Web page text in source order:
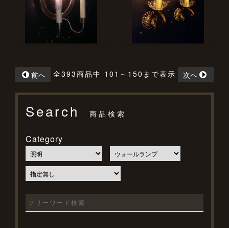
全393商品中 101～150まで表示
前へ 次へ
Search 商品検索
Category